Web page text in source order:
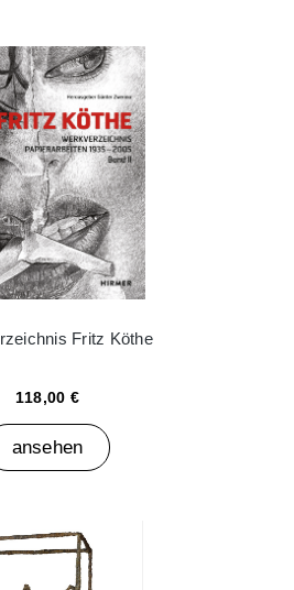
Fritz Köthe
118,00 €
ansehen